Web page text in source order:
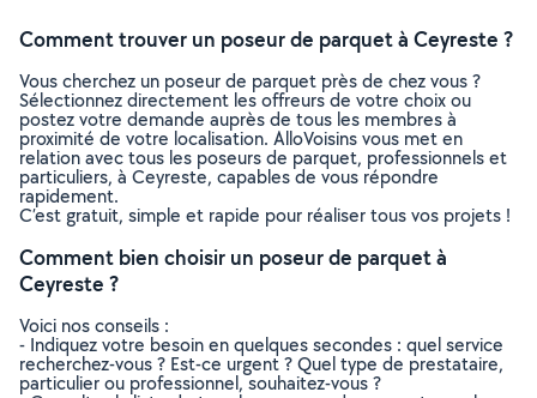
Comment trouver un poseur de parquet à Ceyreste ?
Vous cherchez un poseur de parquet près de chez vous ?
Sélectionnez directement les offreurs de votre choix ou
postez votre demande auprès de tous les membres à
proximité de votre localisation. AlloVoisins vous met en
relation avec tous les poseurs de parquet, professionnels et
particuliers, à Ceyreste, capables de vous répondre
rapidement.
C’est gratuit, simple et rapide pour réaliser tous vos projets !
Comment bien choisir un poseur de parquet à
Ceyreste ?
Voici nos conseils :
- Indiquez votre besoin en quelques secondes : quel service
recherchez-vous ? Est-ce urgent ? Quel type de prestataire,
particulier ou professionnel, souhaitez-vous ?